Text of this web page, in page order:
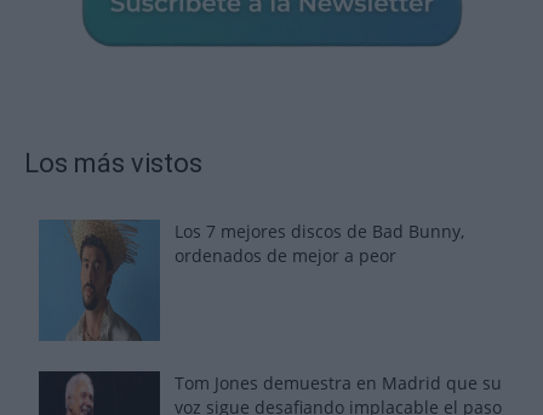
Los más vistos
Los 7 mejores discos de Bad Bunny,
ordenados de mejor a peor
Tom Jones demuestra en Madrid que su
voz sigue desafiando implacable el paso